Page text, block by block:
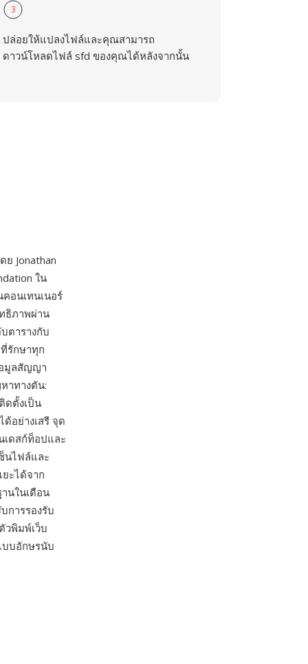
3
ปล่อยให้แปลงไฟล์และคุณสามารถ
ดาวน์โหลดไฟล์ sfd ของคุณได้หลังจากนั้น
Jonathan
ใน
อนเทนเนอร์
ธิภาพผ่าน
ตารางกับ
รักษาทุก
มูลสัญญา
าทางตัน:
ดตั้งเป็น
อย่างเสรี จุด
เดสก์ท็อปและ
นไฟล์และ
ะได้จาก
นในเดือน
การรองรับ
วพิมพ์เว็บ
บบอักษรนับ